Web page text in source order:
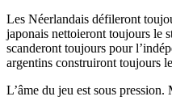
Les Néerlandais défileront
japonais nettoieront toujours le
scanderont toujours pour
argentins construiront toujours
L’âme du jeu est sous pression.